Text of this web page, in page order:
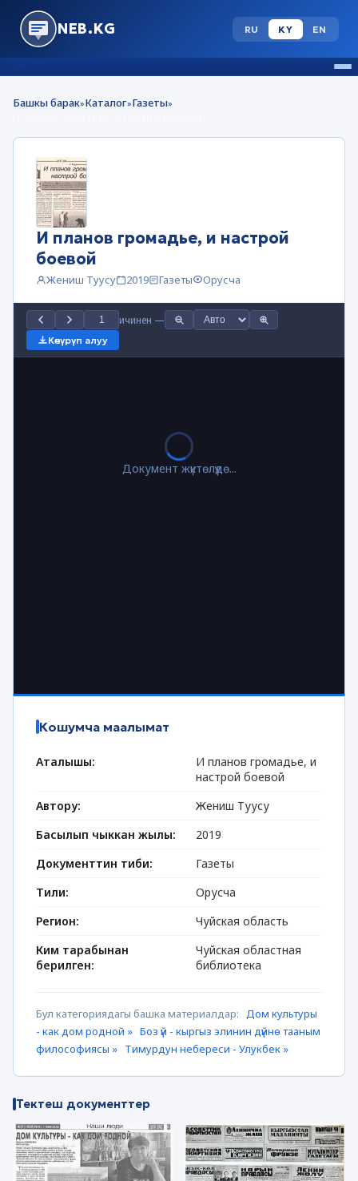
NEB.KG RU KY EN
Башкы барак»Каталог»Газеты»
И планов громадье, и настрой
боевой
Жениш Туусу 2019 Газеты Орусча
ичинен —
Көчүрүп алуу
Документ жүктөлүүдө...
Кошумча маалымат
Аталышы:
И планов громадье, и
настрой боевой
Автору:
Жениш Туусу
Басылып чыккан жылы:
2019
Документтин тиби:
Газеты
Тили:
Орусча
Регион:
Чуйская область
Ким тарабынан
берилген:
Чуйская областная
библиотека
Бул категориядагы башка материалдар: Дом культуры
- как дом родной » Боз үй - кыргыз элинин дүйнө тааным
философиясы » Тимурдун небереси - Улукбек »
Тектеш документтер